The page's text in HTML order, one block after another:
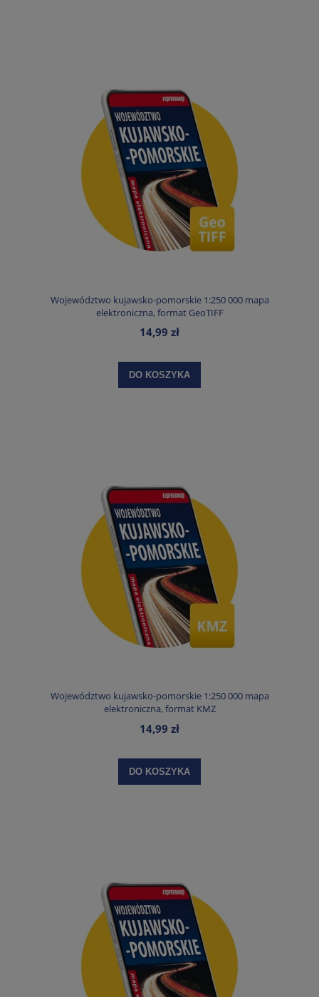
Województwo kujawsko-pomorskie 1:250 000 mapa
elektroniczna, format GeoTIFF
14,99 zł
DO KOSZYKA
Województwo kujawsko-pomorskie 1:250 000 mapa
elektroniczna, format KMZ
14,99 zł
DO KOSZYKA